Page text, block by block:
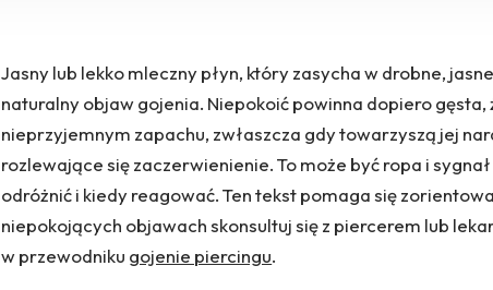
Jasny lub lekko mleczny płyn, który zasycha w drobne,
naturalny objaw gojenia. Niepokoić powinna dopiero
nieprzyjemnym zapachu, zwłaszcza gdy towarzyszą jej
rozlewające się zaczerwienienie. To może być ropa i
odróżnić i kiedy reagować. Ten tekst pomaga się
niepokojących objawach skonsultuj się z piercerem lub
w przewodniku gojenie piercingu.